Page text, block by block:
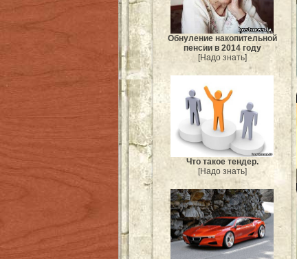
Обнуление накопительной
пенсии в 2014 году
[Надо знать]
Что такое тендер.
[Надо знать]